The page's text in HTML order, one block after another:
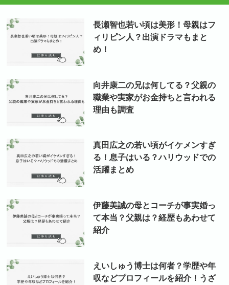
長瀬智也若い頃は美形！母親はフ
ィリピン人？出演ドラマもまと
め！
向井康二の兄は何してる？父親の
職業や実家がお金持ちと言われる
理由も調査
真田広之の若い頃がイケメンすぎ
る！息子はいる？ハリウッドでの
活躍まとめ
伊藤美誠の母とコーチが事実婚っ
て本当？父親は？経歴もあわせて
紹介
えいしゅう博士は何者？学歴や年
収などプロフィールを紹介！うざ